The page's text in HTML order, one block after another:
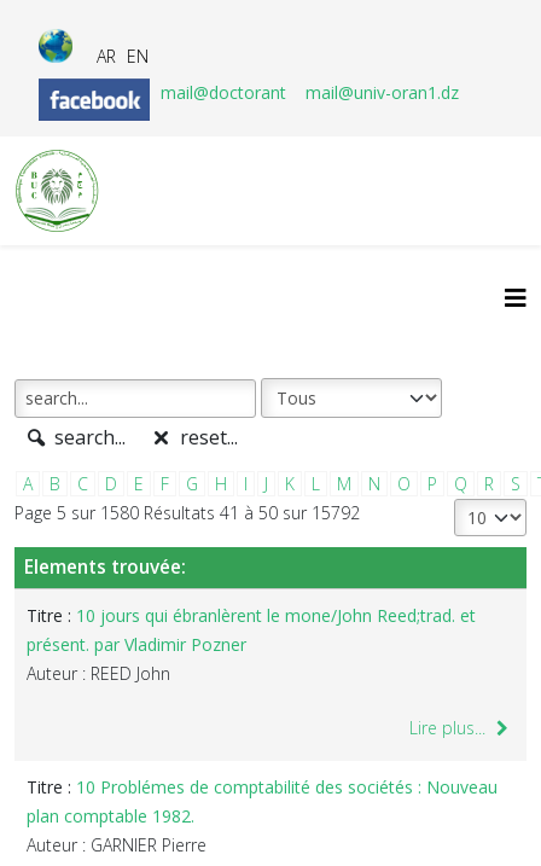
AR EN
mail@doctorant
mail@univ-oran1.dz
search... reset...
A B C D E F G H I J K L M N O P Q R S
Page 5 sur 1580 Résultats 41 à 50 sur 15792
Elements trouvée:
Titre : 10 jours qui ébranlèrent le mone/John Reed;trad. et
présent. par Vladimir Pozner
Auteur : REED John
Lire plus...
Titre : 10 Problémes de comptabilité des sociétés : Nouveau
plan comptable 1982.
Auteur : GARNIER Pierre